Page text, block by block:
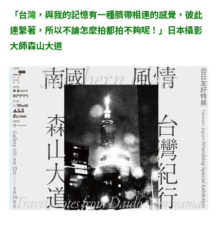
「台灣，與我的記憶有一種臍帶相連的感覺，彼此
連繫著，所以不論怎麼拍都拍不夠呢！」日本攝影
大師森山大道